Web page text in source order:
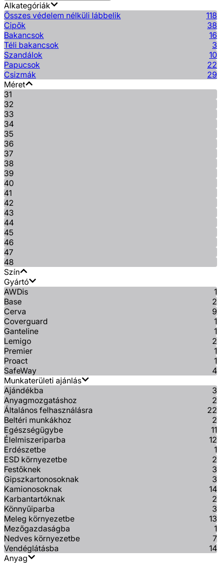
Alkategóriák
Összes védelem nélküli lábbelik
118
Cipők
38
Bakancsok
16
Téli bakancsok
3
Szandálok
10
Papucsok
22
Csizmák
29
Méret
31
32
33
34
35
36
37
38
39
40
41
42
43
44
45
46
47
48
Szín
Gyártó
AWDis
1
Base
2
Cerva
9
Coverguard
1
Ganteline
1
Lemigo
2
Premier
1
Proact
1
SafeWay
4
Munkaterületi ajánlás
Ajándékba
3
Anyagmozgatáshoz
2
Általános felhasználásra
22
Beltéri munkákhoz
2
Egészségügybe
11
Élelmiszeriparba
12
Erdészetbe
1
ESD környezetbe
2
Festőknek
3
Gipszkartonosoknak
3
Kamionosoknak
14
Karbantartóknak
2
Könnyűiparba
3
Meleg környezetbe
13
Mezőgazdaságba
1
Nedves környezetbe
7
Vendéglátásba
14
Anyag